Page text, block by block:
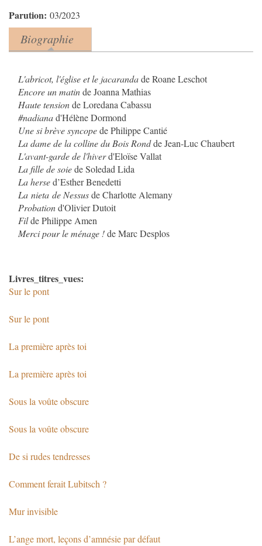
Parution: 03/2023
Product tabs
Biographie
(onglet actif)
L'abricot, l'église et le jacarandade Roane Leschot
Encore un matinde Joanna Mathias
Haute tensionde Loredana Cabassu
#nadianad'Hélène Dormond
Une si brève syncopede Philippe Cantié
La dame de la colline du Bois Rondde Jean-Luc Chaubert
L'avant-garde de l'hiverd'Eloïse Vallat
La fille de soiede Soledad Lida
La hersed’Esther Benedetti
La nieta de Nessusde Charlotte Alemany
Probationd'Olivier Dutoit
Filde Philippe Amen
Merci pour le ménage !de Marc Desplos
Livres_titres_vues:
Sur le pont
Sur le pont
La première après toi
La première après toi
Sous la voûte obscure
Sous la voûte obscure
De si rudes tendresses
Comment ferait Lubitsch ?
Mur invisible
L’ange mort, leçons d’amnésie par défaut